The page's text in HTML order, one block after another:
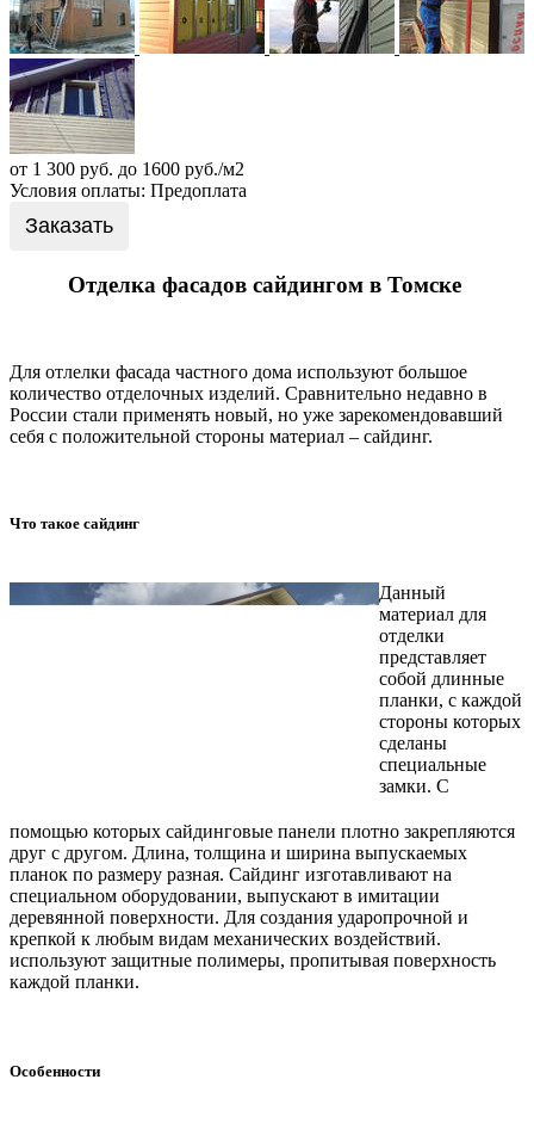
от 1 300 руб. до 1600 руб./м2
Условия оплаты: Предоплата
Заказать
Отделка фасадов сайдингом в Томске
Для отлелки фасада частного дома используют большое
количество отделочных изделий. Сравнительно недавно в
России стали применять новый, но уже зарекомендовавший
себя с положительной стороны материал – сайдинг.
Что такое сайдинг
Данный
материал для
отделки
представляет
собой длинные
планки, с каждой
стороны которых
сделаны
специальные
замки. С
помощью которых сайдинговые панели плотно закрепляются
друг с другом. Длина, толщина и ширина выпускаемых
планок по размеру разная. Сайдинг изготавливают на
специальном оборудовании, выпускают в имитации
деревянной поверхности. Для создания ударопрочной и
крепкой к любым видам механических воздействий.
используют защитные полимеры, пропитывая поверхность
каждой планки.
Особенности